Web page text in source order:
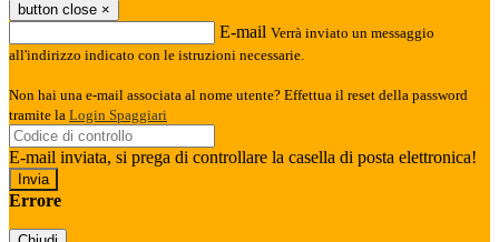
button close ×
E-mail Verrà inviato un messaggio
all'indirizzo indicato con le istruzioni necessarie.
Non hai una e-mail associata al nome utente? Effettua il reset della password
tramite la Login Spaggiari
E-mail inviata, si prega di controllare la casella di posta elettronica!
Errore